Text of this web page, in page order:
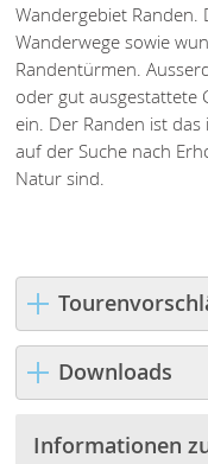
Wandergebiet
Wanderwege sowie
Randentürmen.
oder gut ausgestattete
ein. Der Randen ist
auf der Suche nach
Natur sind.
Downloads
Informationen